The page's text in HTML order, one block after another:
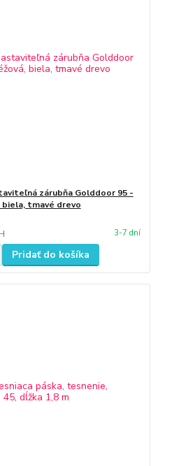
zárubňa Golddoor 95 -
biela, tmavé drevo
3-7 dní
Pridať do košíka